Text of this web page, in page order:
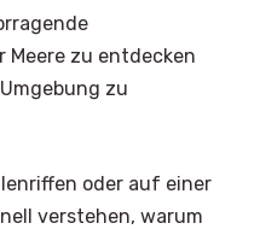
Meere zu entdecken
zu
oder auf einer
verstehen, warum